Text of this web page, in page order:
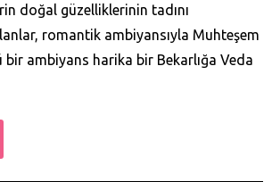
doğal güzelliklerinin tadını
romantik ambiyansıyla Muhteşem
bir ambiyans harika bir Bekarlığa Veda